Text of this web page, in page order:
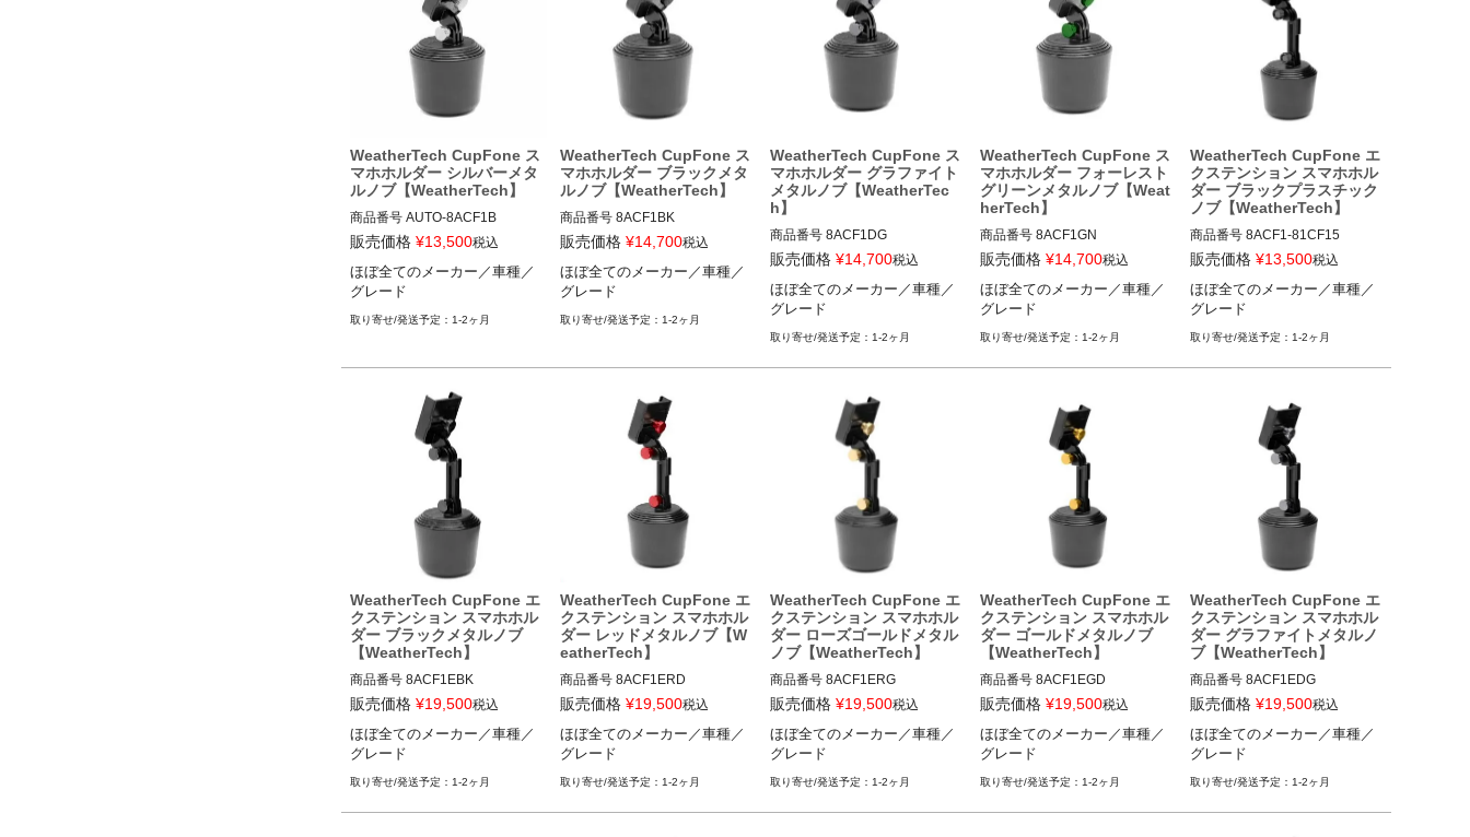
WeatherTech CupFone ス
マホホルダー シルバーメタ
ルノブ【WeatherTech】
商品番号 AUTO-8ACF1B
8ACF1B
ほぼ全てのメーカー／車種／グ
レード
販売価格 ¥13,500税込
ほぼ全てのメーカー／車種／
グレード
1-2ヶ月
WeatherTech CupFone ス
マホホルダー ブラックメタ
ルノブ【WeatherTech】
商品番号 8ACF1BK
8ACF1BK
ほぼ全てのメーカー／車種／グ
レード
販売価格 ¥14,700税込
ほぼ全てのメーカー／車種／
グレード
1-2ヶ月
WeatherTech CupFone ス
マホホルダー グラファイト
メタルノブ【WeatherTec
h】
商品番号 8ACF1DG
8ACF1DG
ほぼ全てのメーカー／車種／グ
レード
販売価格 ¥14,700税込
ほぼ全てのメーカー／車種／
グレード
1-2ヶ月
WeatherTech CupFone ス
マホホルダー フォーレスト
グリーンメタルノブ【Weat
herTech】
商品番号 8ACF1GN
8ACF1GN
ほぼ全てのメーカー／車種／グ
レード
販売価格 ¥14,700税込
ほぼ全てのメーカー／車種／
グレード
1-2ヶ月
WeatherTech CupFone エ
クステンション スマホホル
ダー ブラックプラスチック
ノブ【WeatherTech】
商品番号 8ACF1-81CF15
8ACF1-81CF15
ほぼ全てのメーカー／車種／グ
レード
販売価格 ¥13,500税込
ほぼ全てのメーカー／車種／
グレード
1-2ヶ月
WeatherTech CupFone エ
クステンション スマホホル
ダー ブラックメタルノブ
【WeatherTech】
商品番号 8ACF1EBK
8ACF1EBK
ほぼ全てのメーカー／車種／グ
レード
販売価格 ¥19,500税込
ほぼ全てのメーカー／車種／
グレード
1-2ヶ月
WeatherTech CupFone エ
クステンション スマホホル
ダー レッドメタルノブ【W
eatherTech】
商品番号 8ACF1ERD
8ACF1ERD
ほぼ全てのメーカー／車種／グ
レード
販売価格 ¥19,500税込
ほぼ全てのメーカー／車種／
グレード
1-2ヶ月
WeatherTech CupFone エ
クステンション スマホホル
ダー ローズゴールドメタル
ノブ【WeatherTech】
商品番号 8ACF1ERG
8ACF1ERG
ほぼ全てのメーカー／車種／グ
レード
販売価格 ¥19,500税込
ほぼ全てのメーカー／車種／
グレード
1-2ヶ月
WeatherTech CupFone エ
クステンション スマホホル
ダー ゴールドメタルノブ
【WeatherTech】
商品番号 8ACF1EGD
8ACF1EGD
ほぼ全てのメーカー／車種／グ
レード
販売価格 ¥19,500税込
ほぼ全てのメーカー／車種／
グレード
1-2ヶ月
WeatherTech CupFone エ
クステンション スマホホル
ダー グラファイトメタルノ
ブ【WeatherTech】
商品番号 8ACF1EDG
8ACF1EDG
ほぼ全てのメーカー／車種／グ
レード
販売価格 ¥19,500税込
ほぼ全てのメーカー／車種／
グレード
1-2ヶ月